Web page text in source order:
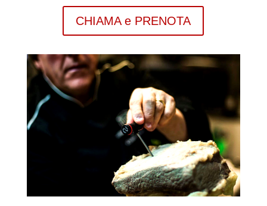
CHIAMA e PRENOTA